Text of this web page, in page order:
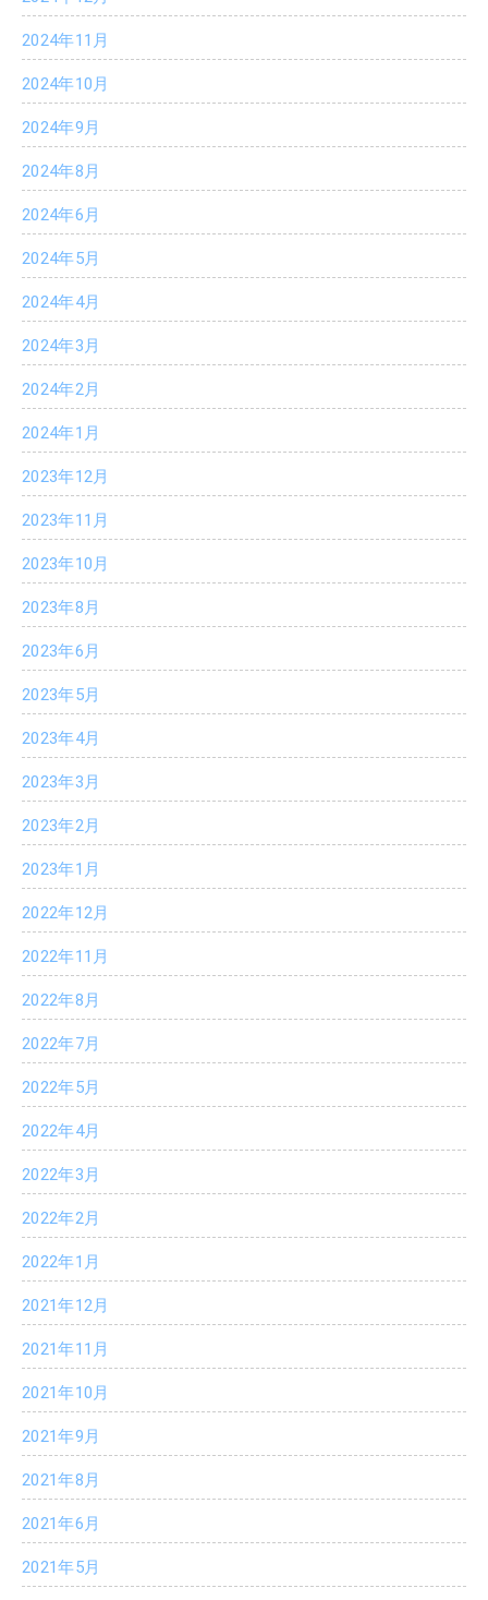
2024年11月
2024年10月
2024年9月
2024年8月
2024年6月
2024年5月
2024年4月
2024年3月
2024年2月
2024年1月
2023年12月
2023年11月
2023年10月
2023年8月
2023年6月
2023年5月
2023年4月
2023年3月
2023年2月
2023年1月
2022年12月
2022年11月
2022年8月
2022年7月
2022年5月
2022年4月
2022年3月
2022年2月
2022年1月
2021年12月
2021年11月
2021年10月
2021年9月
2021年8月
2021年6月
2021年5月